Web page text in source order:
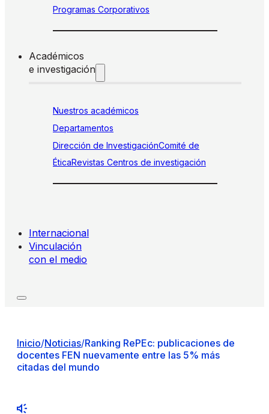
Programas Corporativos
Académicos
e investigación
Nuestros académicos
Departamentos
Dirección de InvestigaciónComité de
ÉticaRevistas Centros de investigación
Internacional
Vinculación
con el medio
Inicio/Noticias/Ranking RePEc: publicaciones de
docentes FEN nuevamente entre las 5% más
citadas del mundo